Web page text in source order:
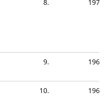
8. 1971
9. 1968
10. 1965